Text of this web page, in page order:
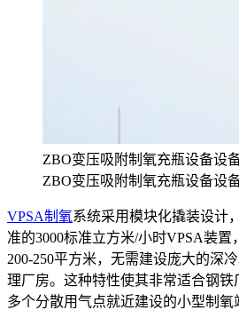
ZBO变压吸附制氧充瓶设备设
ZBO变压吸附制氧充瓶设备设
VPSA制氧系统采用模块化撬装设计
准的3000标准立方米/小时VPSA装置
200-250平方米，无需建设庞大的深
理厂房。这种特性使其非常适合钢
多个分散用气点就近建设的小型制氧